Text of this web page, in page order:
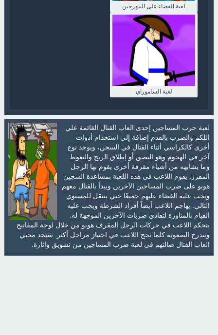
لعبة القضاء على المهرجين
لعبة الساموراي
لعبة حرب المساجين إحدى العاب القتال القائمة علي
اللكم والضرب بالقدم إضافة إلى استخدام أدوات
أخرى كالكراسي أثناء القتال في السجن، ويوجد نوع
آخر في الهجوم وهو البصق أو إطلاق الريح والتغوط
وما يشابهه من أشياء مقرفة أخرى يقوم بها الرجل
المقزز. يقوم اللاعب في هذه اللعبة بمساعدة السجين
هوبو على ضرب المساجين الآخرين ويبدأ بالقتال معهم
ويجب عليه القضاء عليهم جميعًا حتي ينتقل للمستوي
التالي. يهاجم اللاعب أيضاً أفراد الشرطة ويجب عليه
القيام بالمناورة لتفادي ضربات الآخرين الموجهة له.
يتحكم اللاعب في حركات الرجل المقرف هوبو من خلال لوحة المفاتيح
وتتدرج الصعوبة كلما نجح اللاعب في اجتياز مراحل أكثر. سيجد محبي
العاب القتال ضالتهم في لعبة ضرب المساجين من تشويق واثارة.